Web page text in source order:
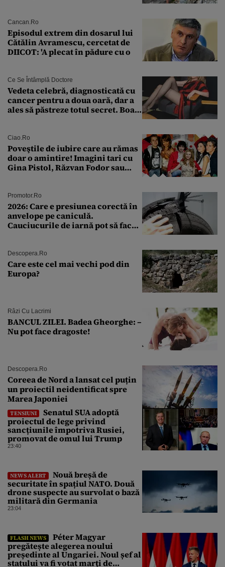
Cancan.ro
Episodul extrem din dosarul lui
Cătălin Avramescu, cercetat de
DIICOT: 'A plecat în pădure cu o
Ce Se Întâmplă Doctore
Vedeta celebră, diagnosticată cu
cancer pentru a doua oară, dar a
ales să păstreze totul secret. Boala
Ciao.ro
Poveştile de iubire care au rămas
doar o amintire! Imagini tari cu
Gina Pistol, Răzvan Fodor sau
Promotor.ro
2026: Care e presiunea corectă în
anvelope pe caniculă.
Cauciucurile de iarnă pot să facă
Descopera.ro
Care este cel mai vechi pod din
Europa?
Râzi Cu Lacrimi
BANCUL ZILEI. Badea Gheorghe: –
Nu pot face dragoste!
Descopera.ro
Coreea de Nord a lansat cel puțin
un proiectil neidentificat spre
Marea Japoniei
TENSIUNI
Senatul SUA adoptă
proiectul de lege privind
sancțiunile împotriva Rusiei,
promovat de omul lui Trump
23:40
NEWS ALERT
Nouă breșă de
securitate în spațiul NATO. Două
drone suspecte au survolat o bază
militară din Germania
23:04
FLASH NEWS
Péter Magyar
pregătește alegerea noului
președinte al Ungariei. Noul șef al
statului va fi votat marți de